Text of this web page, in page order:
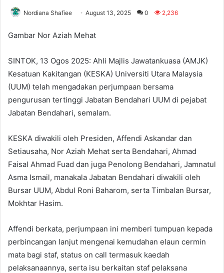
Nordiana Shafiee August 13, 2025 0 2,236
Gambar Nor Aziah Mehat
SINTOK, 13 Ogos 2025: Ahli Majlis Jawatankuasa (AMJK)
Kesatuan Kakitangan (KESKA) Universiti Utara Malaysia
(UUM) telah mengadakan perjumpaan bersama
pengurusan tertinggi Jabatan Bendahari UUM di pejabat
Jabatan Bendahari, semalam.
KESKA diwakili oleh Presiden, Affendi Askandar dan
Setiausaha, Nor Aziah Mehat serta Bendahari, Ahmad
Faisal Ahmad Fuad dan juga Penolong Bendahari, Jamnatul
Asma Ismail, manakala Jabatan Bendahari diwakili oleh
Bursar UUM, Abdul Roni Baharom, serta Timbalan Bursar,
Mokhtar Hasim.
Affendi berkata, perjumpaan ini memberi tumpuan kepada
perbincangan lanjut mengenai kemudahan elaun cermin
mata bagi staf, status on call termasuk kaedah
pelaksanaannya, serta isu berkaitan staf pelaksana